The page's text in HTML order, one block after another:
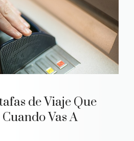
de Viaje Que
Vas A